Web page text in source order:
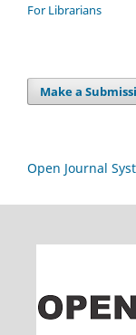
For Librarians
Make a
Open Journal